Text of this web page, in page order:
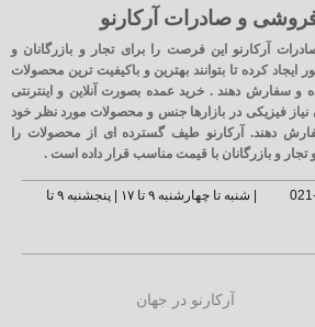
فروشی و صادرات آرکارنو
آرکارنو این فرصت را برای تجار و بازرگانان و
کرده تا بتوانند بهترین و باکیفیت ترین محصولات
و سفارش دهند . خرید عمده بصورت آنلاین و اینترنتی
فیزیکی در بازارها جنس و محصولات مورد نظر خود
دهند. آرکارنو طیف گسترده ای از محصولات را
و بازرگانان با قیمت مناسب قرار داده است .
| شنبه تا چهارشنبه ۹ تا ۱۷ | پنجشنبه ۹ تا
آرکارنو در جهان